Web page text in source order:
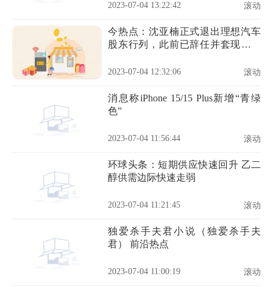
2023-07-04 13:22:42 滚动
今热点：沈亚楠正式退出理想汽车
股东行列，此前已辞任并套现近亿
2023-07-04 12:32:06 滚动
消息称iPhone 15/15 Plus新增“青绿
色”
2023-07-04 11:56:44 滚动
环球头条：短期供应快速回升 乙二
醇供需边际快速走弱
2023-07-04 11:21:45 滚动
独爱杀手夫君小说（独爱杀手夫
君） 前沿热点
2023-07-04 11:00:19 滚动